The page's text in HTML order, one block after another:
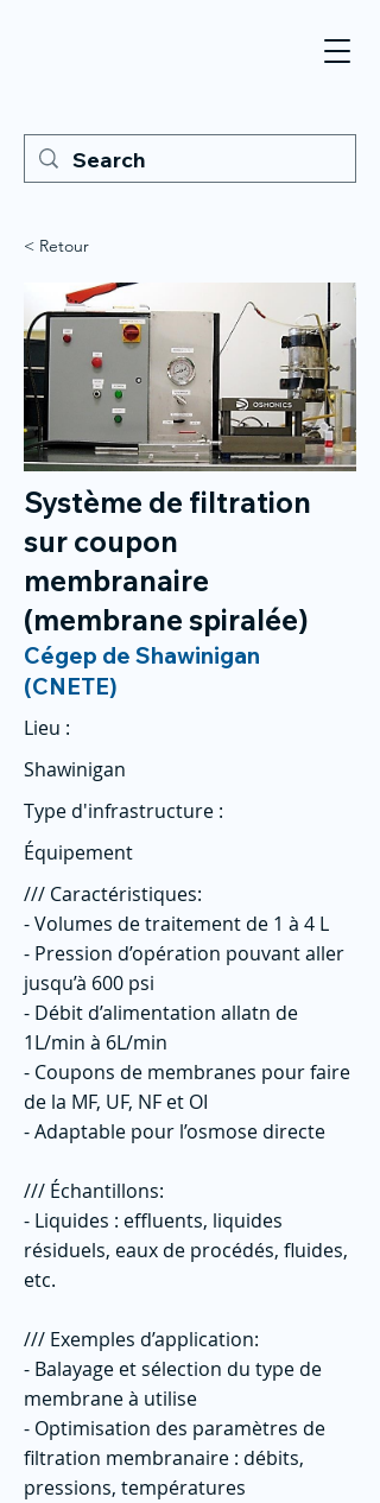
< Retour
Système de filtration
sur coupon
membranaire
(membrane spiralée)
Cégep de Shawinigan
(CNETE)
Lieu :
Shawinigan
Type d'infrastructure :
Équipement
/// Caractéristiques:
- Volumes de traitement de 1 à 4 L
- Pression d’opération pouvant aller
jusqu’à 600 psi
- Débit d’alimentation allatn de
1L/min à 6L/min
- Coupons de membranes pour faire
de la MF, UF, NF et OI
- Adaptable pour l’osmose directe
/// Échantillons:
- Liquides : effluents, liquides
résiduels, eaux de procédés, fluides,
etc.
/// Exemples d’application:
- Balayage et sélection du type de
membrane à utilise
- Optimisation des paramètres de
filtration membranaire : débits,
pressions, températures